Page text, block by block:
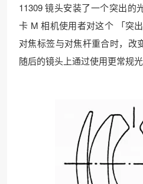
11309 镜头安装了一个突出的
卡 M 相机使用者对这个 「突
对焦标签与对焦杆重合时，改
随后的镜头上通过使用更常规